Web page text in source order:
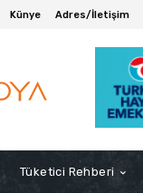
Künye Adres/İletişim
Tüketici Rehberi